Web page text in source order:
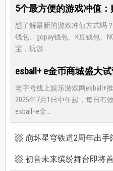
想了解最新的游戏冲值方式吗
钱包、gopay钱包、K豆钱包、
宝，玩游...
老字号线上娱乐游戏网esball+
2025年7月1日中午起，每日有
esball+e金...
崩坏星穹铁道2周年出手阔绰，星铁自选限
初音未来缤纷舞台即将首发，加入